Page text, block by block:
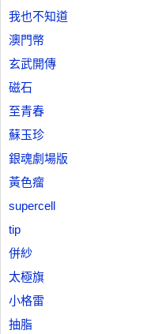
我也不知道
澳門幣
玄武開傳
磁石
至青春
蘇玉珍
銀魂劇場版
黃色瘤
supercell
tip
併紗
太極旗
小格雷
抽脂